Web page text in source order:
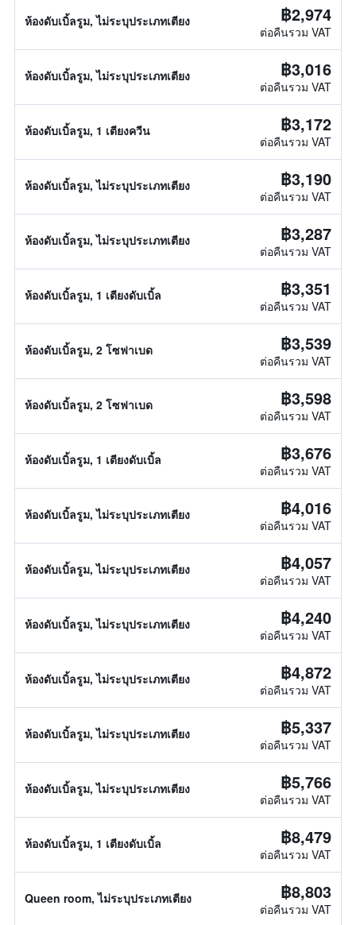
ห้องดับเบิ้ลรูม, ไม่ระบุประเภทเตียง ฿2,974
ต่อคืนรวม VAT
ห้องดับเบิ้ลรูม, ไม่ระบุประเภทเตียง ฿3,016
ต่อคืนรวม VAT
ห้องดับเบิ้ลรูม, 1 เตียงควีน ฿3,172
ต่อคืนรวม VAT
ห้องดับเบิ้ลรูม, ไม่ระบุประเภทเตียง ฿3,190
ต่อคืนรวม VAT
ห้องดับเบิ้ลรูม, ไม่ระบุประเภทเตียง ฿3,287
ต่อคืนรวม VAT
ห้องดับเบิ้ลรูม, 1 เตียงดับเบิ้ล ฿3,351
ต่อคืนรวม VAT
ห้องดับเบิ้ลรูม, 2 โซฟาเบด ฿3,539
ต่อคืนรวม VAT
ห้องดับเบิ้ลรูม, 2 โซฟาเบด ฿3,598
ต่อคืนรวม VAT
ห้องดับเบิ้ลรูม, 1 เตียงดับเบิ้ล ฿3,676
ต่อคืนรวม VAT
ห้องดับเบิ้ลรูม, ไม่ระบุประเภทเตียง ฿4,016
ต่อคืนรวม VAT
ห้องดับเบิ้ลรูม, ไม่ระบุประเภทเตียง ฿4,057
ต่อคืนรวม VAT
ห้องดับเบิ้ลรูม, ไม่ระบุประเภทเตียง ฿4,240
ต่อคืนรวม VAT
ห้องดับเบิ้ลรูม, ไม่ระบุประเภทเตียง ฿4,872
ต่อคืนรวม VAT
ห้องดับเบิ้ลรูม, ไม่ระบุประเภทเตียง ฿5,337
ต่อคืนรวม VAT
ห้องดับเบิ้ลรูม, ไม่ระบุประเภทเตียง ฿5,766
ต่อคืนรวม VAT
ห้องดับเบิ้ลรูม, 1 เตียงดับเบิ้ล ฿8,479
ต่อคืนรวม VAT
Queen room, ไม่ระบุประเภทเตียง ฿8,803
ต่อคืนรวม VAT